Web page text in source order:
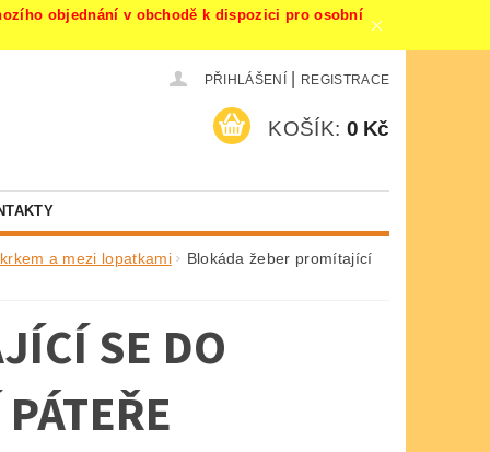
objednání v obchodě k dispozici pro osobní
PŘIHLÁŠENÍ REGISTRACE
KOŠÍK: 0 Kč
a mezi lopatkami
Blokáda žeber promítající
SE DO